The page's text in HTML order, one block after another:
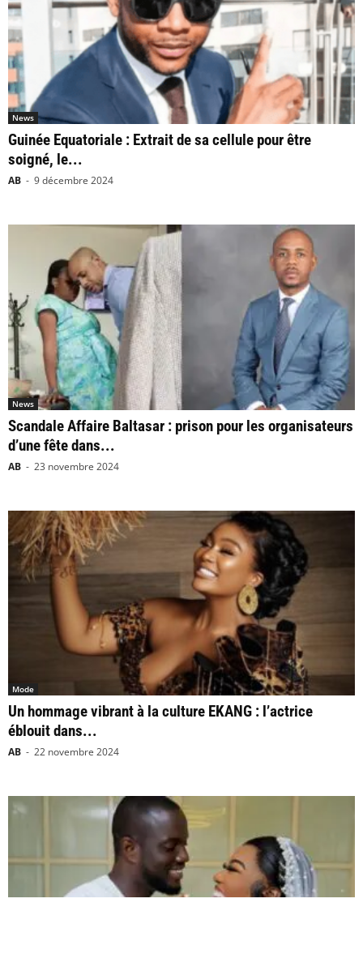
News
Guinée Equatoriale : Extrait de sa cellule pour être
soigné, le...
AB - 9 décembre 2024
News
Scandale Affaire Baltasar : prison pour les organisateurs
d’une fête dans...
AB - 23 novembre 2024
Mode
Un hommage vibrant à la culture EKANG : l’actrice
éblouit dans...
AB - 22 novembre 2024